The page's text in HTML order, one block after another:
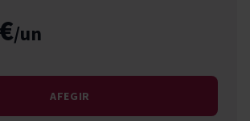
/un
AFEGIR